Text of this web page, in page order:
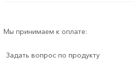
Мы принимаем к оплате:
Задать вопрос по продукту